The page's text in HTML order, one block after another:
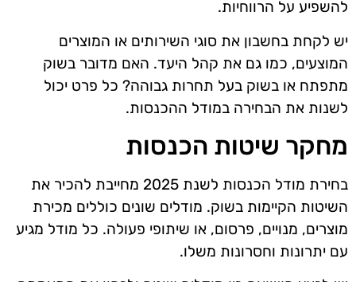
להשפיע על הרווחיות.
יש לקחת בחשבון את סוגי השירותים או המוצרים
המוצעים, כמו גם את קהל היעד. האם מדובר בשוק
מתפתח או בשוק בעל תחרות גבוהה? כל פרט יכול
לשנות את הבחירה במודל ההכנסות.
מחקר שיטות הכנסות
בחירת מודל הכנסות לשנת 2025 מחייבת להכיר את
השיטות הקיימות בשוק. מודלים שונים כוללים מכירת
מוצרים, מנויים, פרסום, או שיתופי פעולה. כל מודל מגיע
עם יתרונות וחסרונות משלו.